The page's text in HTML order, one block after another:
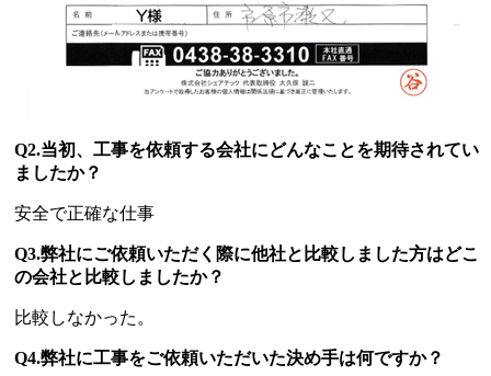
Q2.当初、工事を依頼する会社にどんなことを期待されてい
ましたか？
安全で正確な仕事
Q3.弊社にご依頼いただく際に他社と比較しました方はどこ
の会社と比較しましたか？
比較しなかった。
Q4.弊社に工事をご依頼いただいた決め手は何ですか？